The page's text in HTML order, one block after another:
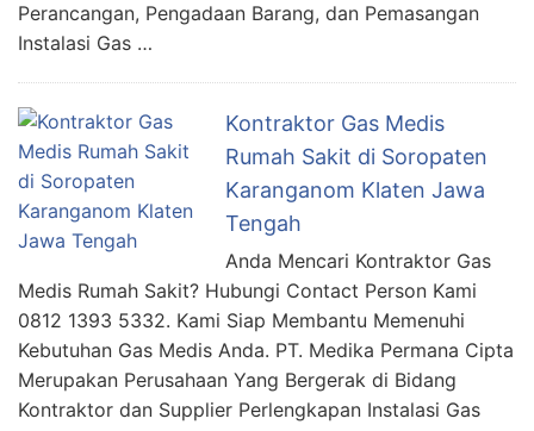
Perancangan, Pengadaan Barang, dan Pemasangan
Instalasi Gas …
Kontraktor Gas Medis
Rumah Sakit di Soropaten
Karanganom Klaten Jawa
Tengah
Anda Mencari Kontraktor Gas
Medis Rumah Sakit? Hubungi Contact Person Kami
0812 1393 5332. Kami Siap Membantu Memenuhi
Kebutuhan Gas Medis Anda. PT. Medika Permana Cipta
Merupakan Perusahaan Yang Bergerak di Bidang
Kontraktor dan Supplier Perlengkapan Instalasi Gas